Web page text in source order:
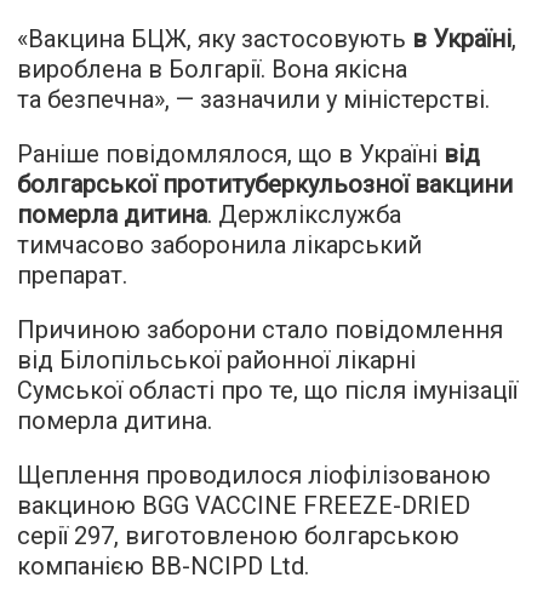
«Вакцина БЦЖ, яку застосовують в Україні,
вироблена в Болгарії. Вона якісна
та безпечна», — зазначили у міністерстві.
Раніше повідомлялося, що в Україні від
болгарської протитуберкульозної вакцини
померла дитина. Держлікслужба
тимчасово заборонила лікарський
препарат.
Причиною заборони стало повідомлення
від Білопільської районної лікарні
Сумської області про те, що після імунізації
померла дитина.
Щеплення проводилося ліофілізованою
вакциною BGG VACCINE FREEZE-DRIED
серії 297, виготовленою болгарською
компанією BB-NCIPD Ltd.